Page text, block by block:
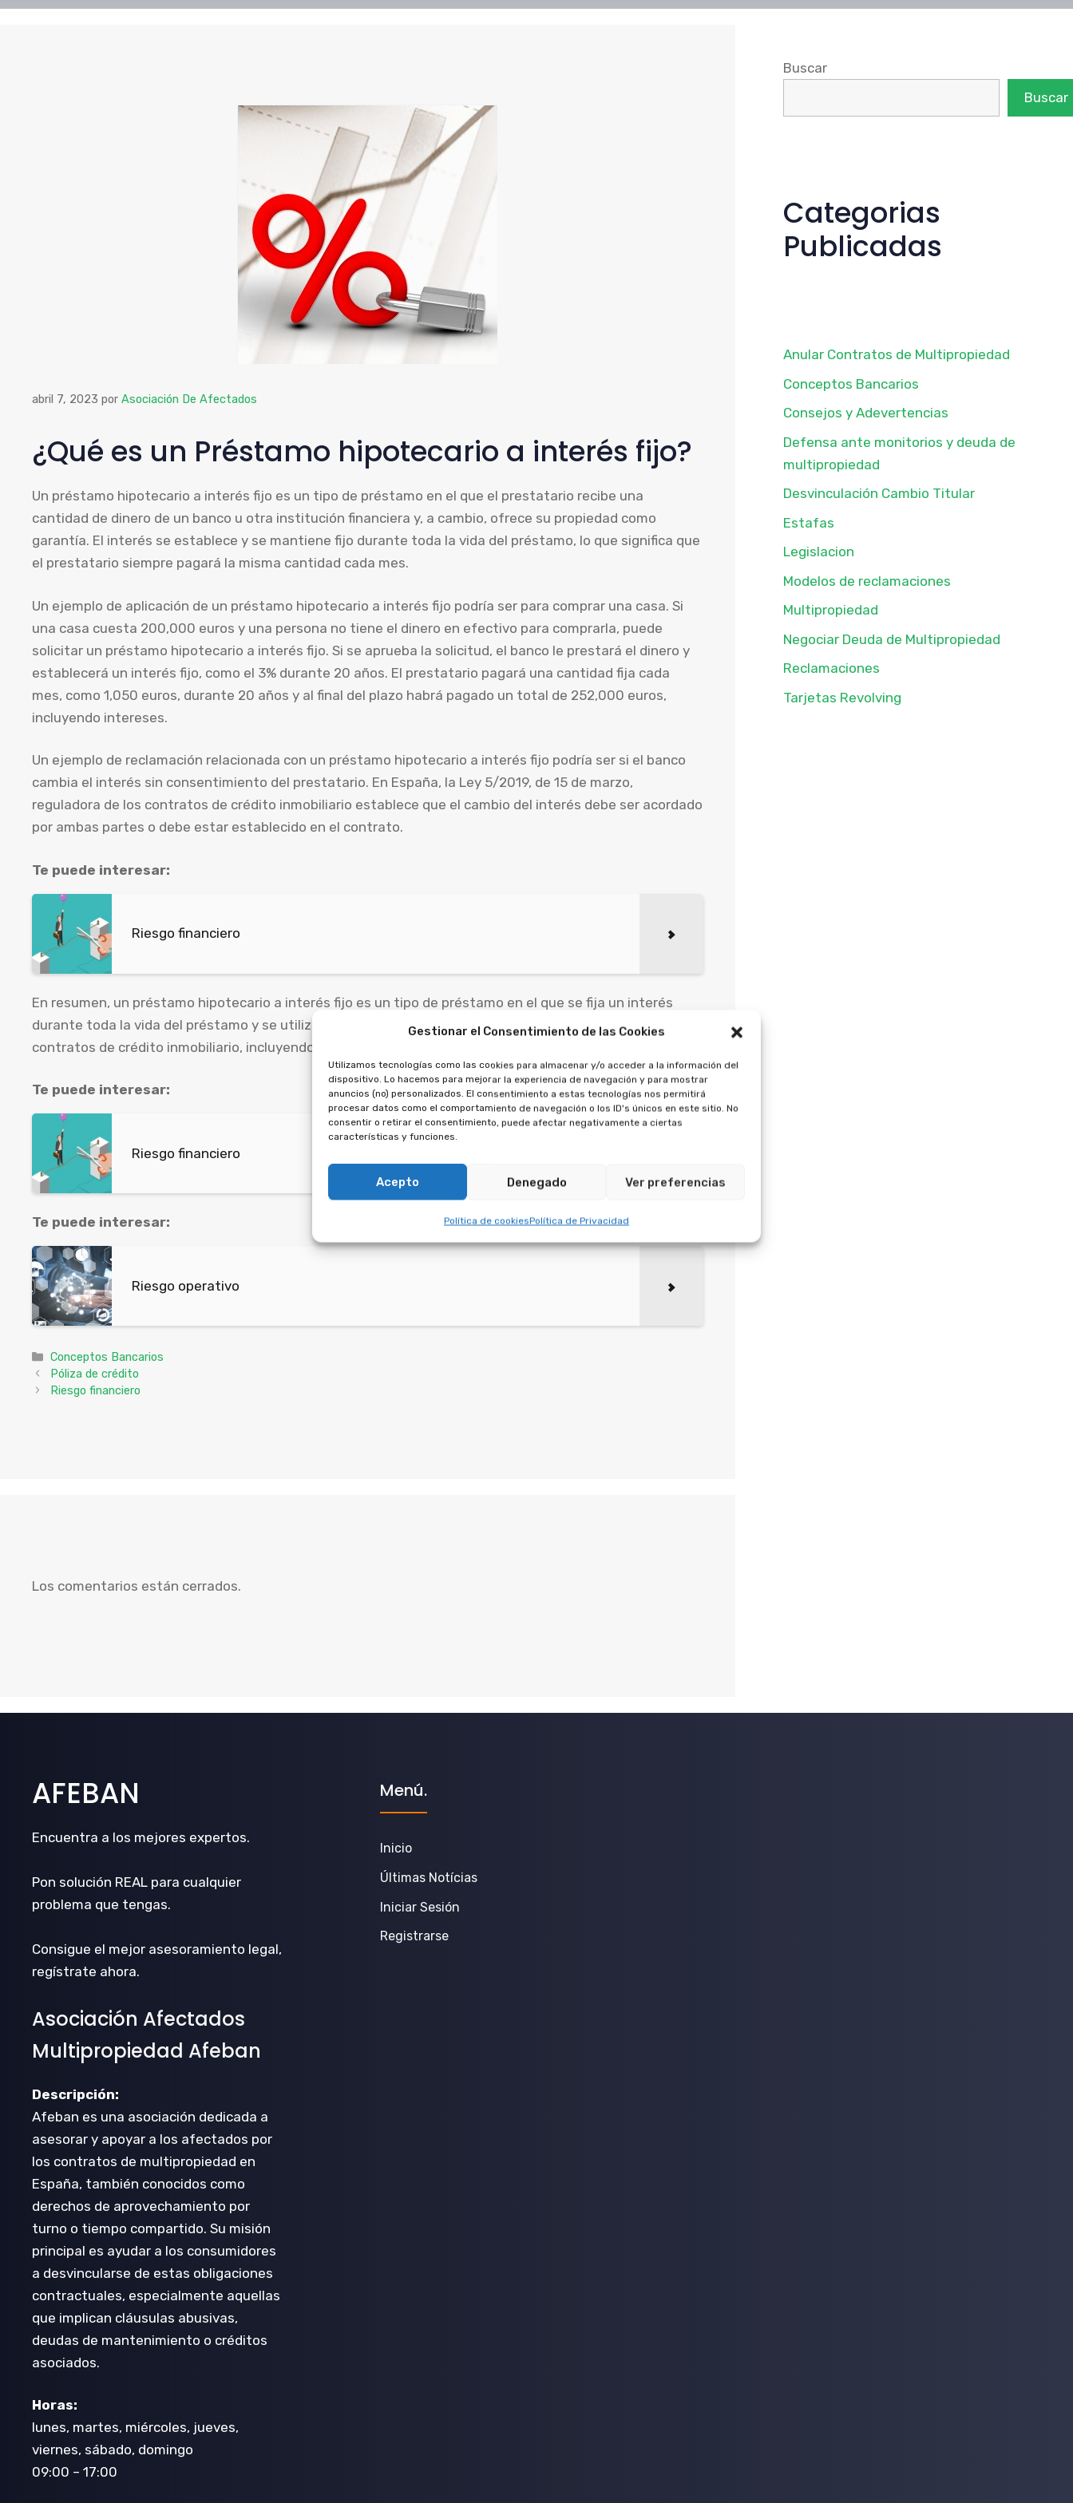
Gestionar el Consentimiento de las Cookies
Utilizamos tecnologías como las cookies para almacenar y/o acceder a la información del
dispositivo. Lo hacemos para mejorar la experiencia de navegación y para mostrar
anuncios (no) personalizados. El consentimiento a estas tecnologías nos permitirá
procesar datos como el comportamiento de navegación o los ID's únicos en este sitio. No
consentir o retirar el consentimiento, puede afectar negativamente a ciertas
características y funciones.
Acepto Denegado Ver preferencias
Política de cookiesPolítica de Privacidad
abril 7, 2023 por Asociación De Afectados
¿Qué es un Préstamo hipotecario a interés fijo?
Un préstamo hipotecario a interés fijo es un tipo de préstamo en el que el prestatario recibe una
cantidad de dinero de un banco u otra institución financiera y, a cambio, ofrece su propiedad como
garantía. El interés se establece y se mantiene fijo durante toda la vida del préstamo, lo que significa que
el prestatario siempre pagará la misma cantidad cada mes.
Un ejemplo de aplicación de un préstamo hipotecario a interés fijo podría ser para comprar una casa. Si
una casa cuesta 200,000 euros y una persona no tiene el dinero en efectivo para comprarla, puede
solicitar un préstamo hipotecario a interés fijo. Si se aprueba la solicitud, el banco le prestará el dinero y
establecerá un interés fijo, como el 3% durante 20 años. El prestatario pagará una cantidad fija cada
mes, como 1,050 euros, durante 20 años y al final del plazo habrá pagado un total de 252,000 euros,
incluyendo intereses.
Un ejemplo de reclamación relacionada con un préstamo hipotecario a interés fijo podría ser si el banco
cambia el interés sin consentimiento del prestatario. En España, la Ley 5/2019, de 15 de marzo,
reguladora de los contratos de crédito inmobiliario establece que el cambio del interés debe ser acordado
por ambas partes o debe estar establecido en el contrato.
Te puede interesar:
Riesgo financiero
En resumen, un préstamo hipotecario a interés fijo es un tipo de préstamo en el que se fija un interés
durante toda la vida del préstamo y se utiliza para comprar una propiedad. La Ley 5/2019 regula los
contratos de crédito inmobiliario, incluyendo los préstamos hipotecarios a interés fijo en España.
Te puede interesar:
Riesgo financiero
Te puede interesar:
Riesgo operativo
Categorías
Conceptos Bancarios
Póliza de crédito
Riesgo financiero
Los comentarios están cerrados.
Buscar
Buscar
Categorias
Publicadas
Anular Contratos de Multipropiedad
Conceptos Bancarios
Consejos y Adevertencias
Defensa ante monitorios y deuda de
multipropiedad
Desvinculación Cambio Titular
Estafas
Legislacion
Modelos de reclamaciones
Multipropiedad
Negociar Deuda de Multipropiedad
Reclamaciones
Tarjetas Revolving
AFEBAN
Encuentra a los mejores expertos.
Pon solución REAL para cualquier
problema que tengas.
Consigue el mejor asesoramiento legal,
regístrate ahora.
Asociación Afectados
Multipropiedad Afeban
Descripción:
Afeban es una asociación dedicada a
asesorar y apoyar a los afectados por
los contratos de multipropiedad en
España, también conocidos como
derechos de aprovechamiento por
turno o tiempo compartido. Su misión
principal es ayudar a los consumidores
a desvincularse de estas obligaciones
contractuales, especialmente aquellas
que implican cláusulas abusivas,
deudas de mantenimiento o créditos
asociados.
Horas:
lunes, martes, miércoles, jueves,
viernes, sábado, domingo
09:00 – 17:00
Menú.
Inicio
Últimas Notícias
Iniciar Sesión
Registrarse